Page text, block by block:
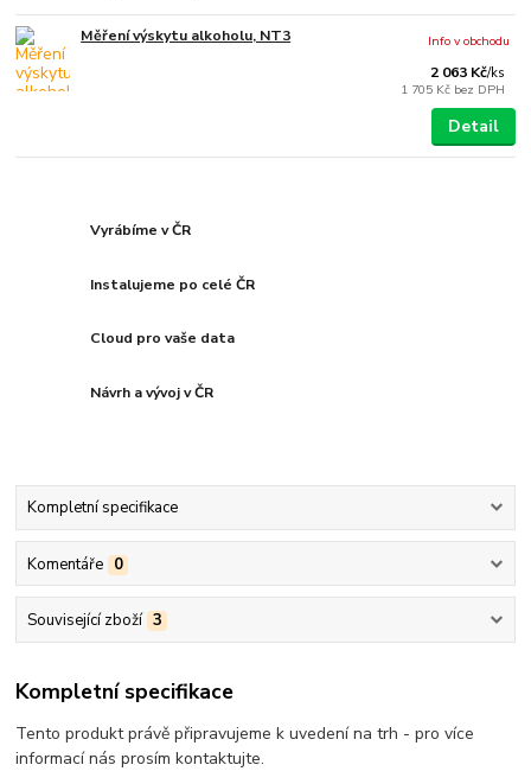
Měření výskytu alkoholu, NT3
2 063 Kč/ks
1 705 Kč bez DPH
Info v obchodu
Detail
Vyrábíme v ČR
Instalujeme po celé ČR
Cloud pro vaše data
Návrh a vývoj v ČR
Kompletní specifikace
Komentáře 0
Související zboží 3
Kompletní specifikace
Tento produkt právě připravujeme k uvedení na trh - pro více
informací nás prosím kontaktujte.